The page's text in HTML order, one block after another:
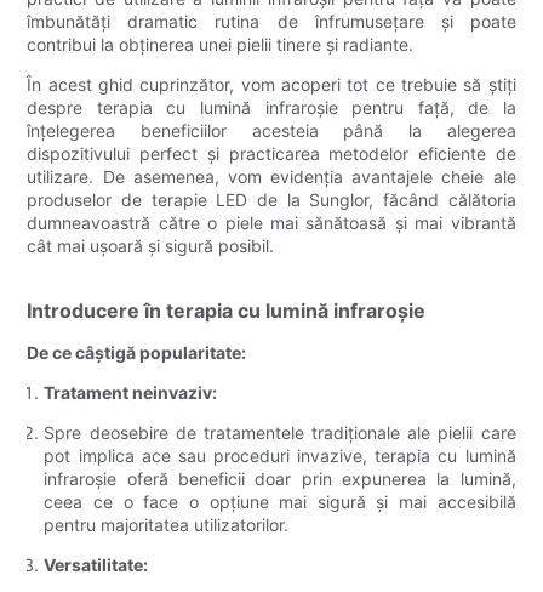
îmbunătăți dramatic rutina de înfrumusețare și poate
contribui la obținerea unei pielii tinere și radiante.
În acest ghid cuprinzător, vom acoperi tot ce trebuie să știți
despre terapia cu lumină infraroșie pentru față, de la
înțelegerea beneficiilor acesteia până la alegerea
dispozitivului perfect și practicarea metodelor eficiente de
utilizare. De asemenea, vom evidenția avantajele cheie ale
produselor de terapie LED de la Sunglor, făcând călătoria
dumneavoastră către o piele mai sănătoasă și mai vibrantă
cât mai ușoară și sigură posibil.
Introducere în terapia cu lumină infraroșie
De ce câștigă popularitate:
Tratament neinvaziv:
Spre deosebire de tratamentele tradiționale ale pielii care
pot implica ace sau proceduri invazive, terapia cu lumină
infraroșie oferă beneficii doar prin expunerea la lumină,
ceea ce o face o opțiune mai sigură și mai accesibilă
pentru majoritatea utilizatorilor.
Versatilitate: